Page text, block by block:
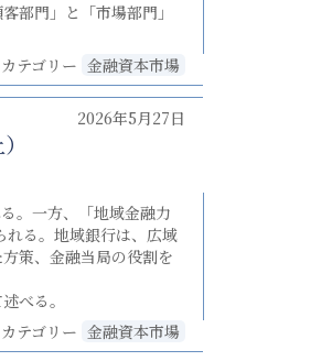
部門」と「市場部門」
カテゴリー 金融資本市場
2026年5月27日
。一方、「地域金融力
れる。地域銀行は、広域
策、金融当局の役割を
べる。
カテゴリー 金融資本市場